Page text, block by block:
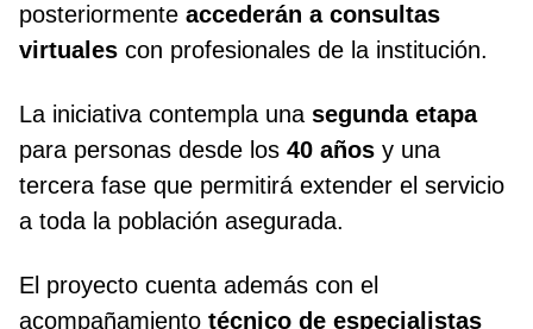
posteriormente accederán a consultas
virtuales con profesionales de la institución.
La iniciativa contempla una segunda etapa
para personas desde los 40 años y una
tercera fase que permitirá extender el servicio
a toda la población asegurada.
El proyecto cuenta además con el
acompañamiento técnico de especialistas